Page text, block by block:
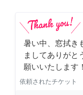
暑い中、窓拭き
ましてありがと
願いいたします！
依頼されたチケット